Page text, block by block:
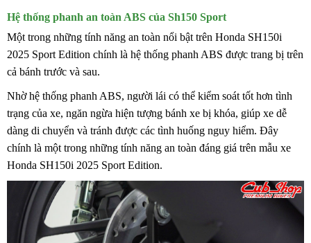
Hệ thống phanh an toàn ABS của Sh150 Sport
Một trong những tính năng an toàn nổi bật trên Honda SH150i
2025 Sport Edition chính là hệ thống phanh ABS được trang bị trên
cả bánh trước và sau.
Nhờ hệ thống phanh ABS, người lái có thể kiểm soát tốt hơn tình
trạng của xe, ngăn ngừa hiện tượng bánh xe bị khóa, giúp xe dễ
dàng di chuyển và tránh được các tình huống nguy hiểm. Đây
chính là một trong những tính năng an toàn đáng giá trên mẫu xe
Honda SH150i 2025 Sport Edition.